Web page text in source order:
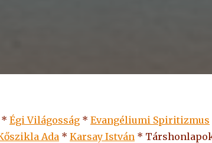
* Égi Világosság * Evangéliumi Spiritizmus
Ada * Karsay István *